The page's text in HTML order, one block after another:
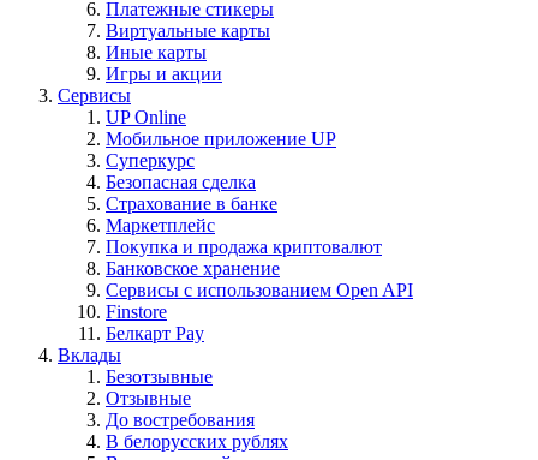
Платежные стикеры
Виртуальные карты
Иные карты
Игры и акции
Сервисы
UP Online
Мобильное приложение UP
Суперкурс
Безопасная сделка
Страхование в банке
Маркетплейс
Покупка и продажа криптовалют
Банковское хранение
Сервисы с использованием Open API
Finstore
Белкарт Pay
Вклады
Безотзывные
Отзывные
До востребования
В белорусских рублях